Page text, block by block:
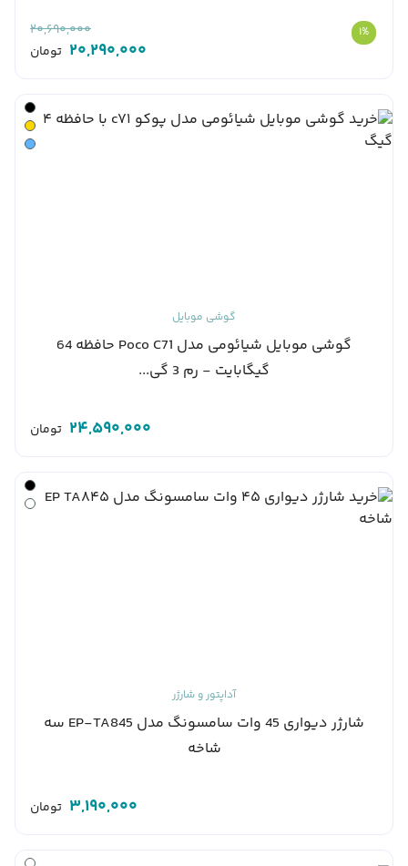
20,690,000 1%
20,290,000 تومان
گوشی موبایل
گوشی موبایل شیائومی مدل Poco C71 حافظه 64
گیگابایت - رم 3 گی...
24,590,000 تومان
آداپتور و شارژر
شارژر دیواری 45 وات سامسونگ مدل EP-TA845 سه
شاخه
3,190,000 تومان